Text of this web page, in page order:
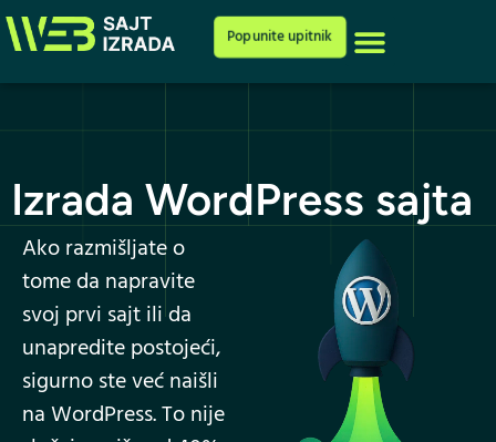
Popunite upitnik
Izrada WordPress sajta
Ako razmišljate o
tome da napravite
svoj prvi sajt ili da
unapredite postojeći,
sigurno ste već naišli
na WordPress. To nije